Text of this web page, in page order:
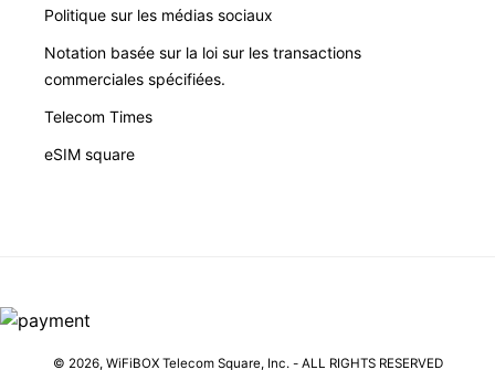
Politique sur les médias sociaux
Notation basée sur la loi sur les transactions
commerciales spécifiées.
Telecom Times
eSIM square
© 2026, WiFiBOXTelecom Square, Inc. - ALL RIGHTS RESERVED